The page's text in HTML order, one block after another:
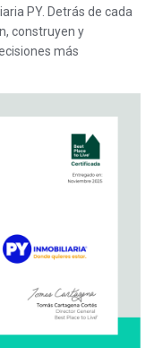
PY. Detrás de cada
construyen y
más